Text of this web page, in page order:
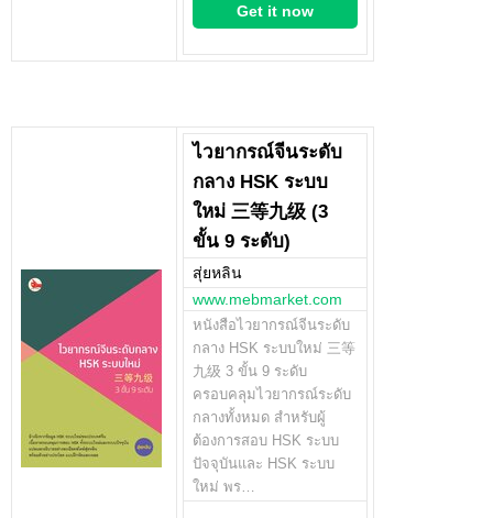
Get it now
ไวยากรณ์จีนระดับ
กลาง HSK ระบบ
ใหม่ 三等九级 (3
ขั้น 9 ระดับ)
สุ่ยหลิน
www.mebmarket.com
หนังสือไวยากรณ์จีนระดับ
กลาง HSK ระบบใหม่ 三等
九级 3 ขั้น 9 ระดับ
ครอบคลุมไวยากรณ์ระดับ
กลางทั้งหมด สำหรับผู้
ต้องการสอบ HSK ระบบ
ปัจจุบันและ HSK ระบบ
ใหม่ พร…